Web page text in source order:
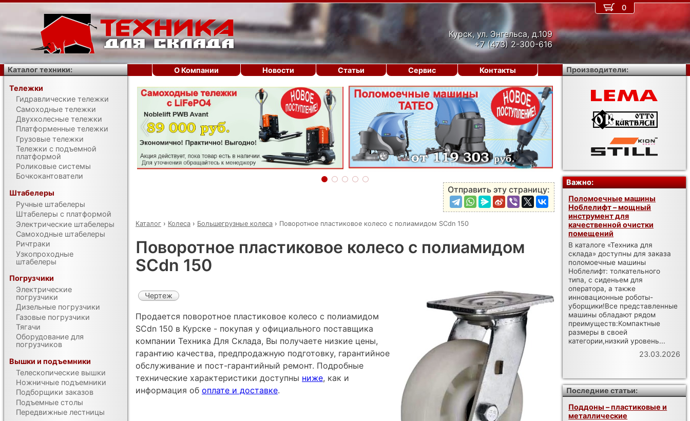
Курск, ул. Энгельса, д.109
+7 (473) 2-300-616
‹ ›
Отправить эту страницу:
Каталог › Колеса › Большегрузные колеса › Поворотное пластиковое колесо с полиамидом SCdn 150
Поворотное пластиковое колесо с полиамидом
SCdn 150
Чертеж
Продается поворотное пластиковое колесо с полиамидом
SCdn 150 в Курске - покупая у официального поставщика
компании Техника Для Склада, Вы получаете низкие цены,
гарантию качества, предпродажную подготовку, гарантийное
обслуживание и пост-гарантийный ремонт. Подробные
технические характеристики доступны ниже, как и
информация об оплате и доставке.
0
О Компании Новости Статьи Сервис Контакты
Каталог техники:
Тележки
Гидравлические тележки
Самоходные тележки
Двухколесные тележки
Платформенные тележки
Грузовые тележки
Тележки с подъемной
платформой
Роликовые системы
Бочкокантователи
Штабелеры
Ручные штабелеры
Штабелеры с платформой
Электрические штабелеры
Самоходные штабелеры
Ричтраки
Узкопроходные
штабелеры
Погрузчики
Электрические
погрузчики
Дизельные погрузчики
Газовые погрузчики
Тягачи
Оборудование для
погрузчиков
Вышки и подъемники
Телескопические вышки
Ножничные подъемники
Подборщики заказов
Подъемные столы
Передвижные лестницы
Производители:
Важно:
Поломоечные машины
Ноблелифт – мощный
инструмент для
качественной очистки
помещений
В каталоге «Техника для
склада» доступны для заказа
поломоечные машины
Ноблелифт: толкательного
типа, с сиденьем для
оператора, а также
инновационные роботы-
уборщики!Все представленные
машины обладают рядом
преимуществ:Компактные
размеры в своей
категории,низкий уровень...
23.03.2026
Последние статьи:
Поддоны – пластиковые и
металлические